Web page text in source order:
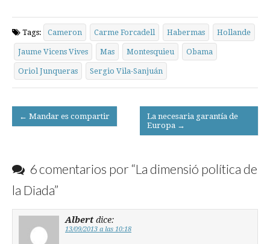
Tags: Cameron Carme Forcadell Habermas Hollande
Jaume Vicens Vives Mas Montesquieu Obama
Oriol Junqueras Sergio Vila-Sanjuán
Post
← Mandar es compartir
La necesaria garantía de
Europa →
6 comentarios por “La dimensió política de
la Diada”
Albert dice:
13/09/2013 a las 10:18